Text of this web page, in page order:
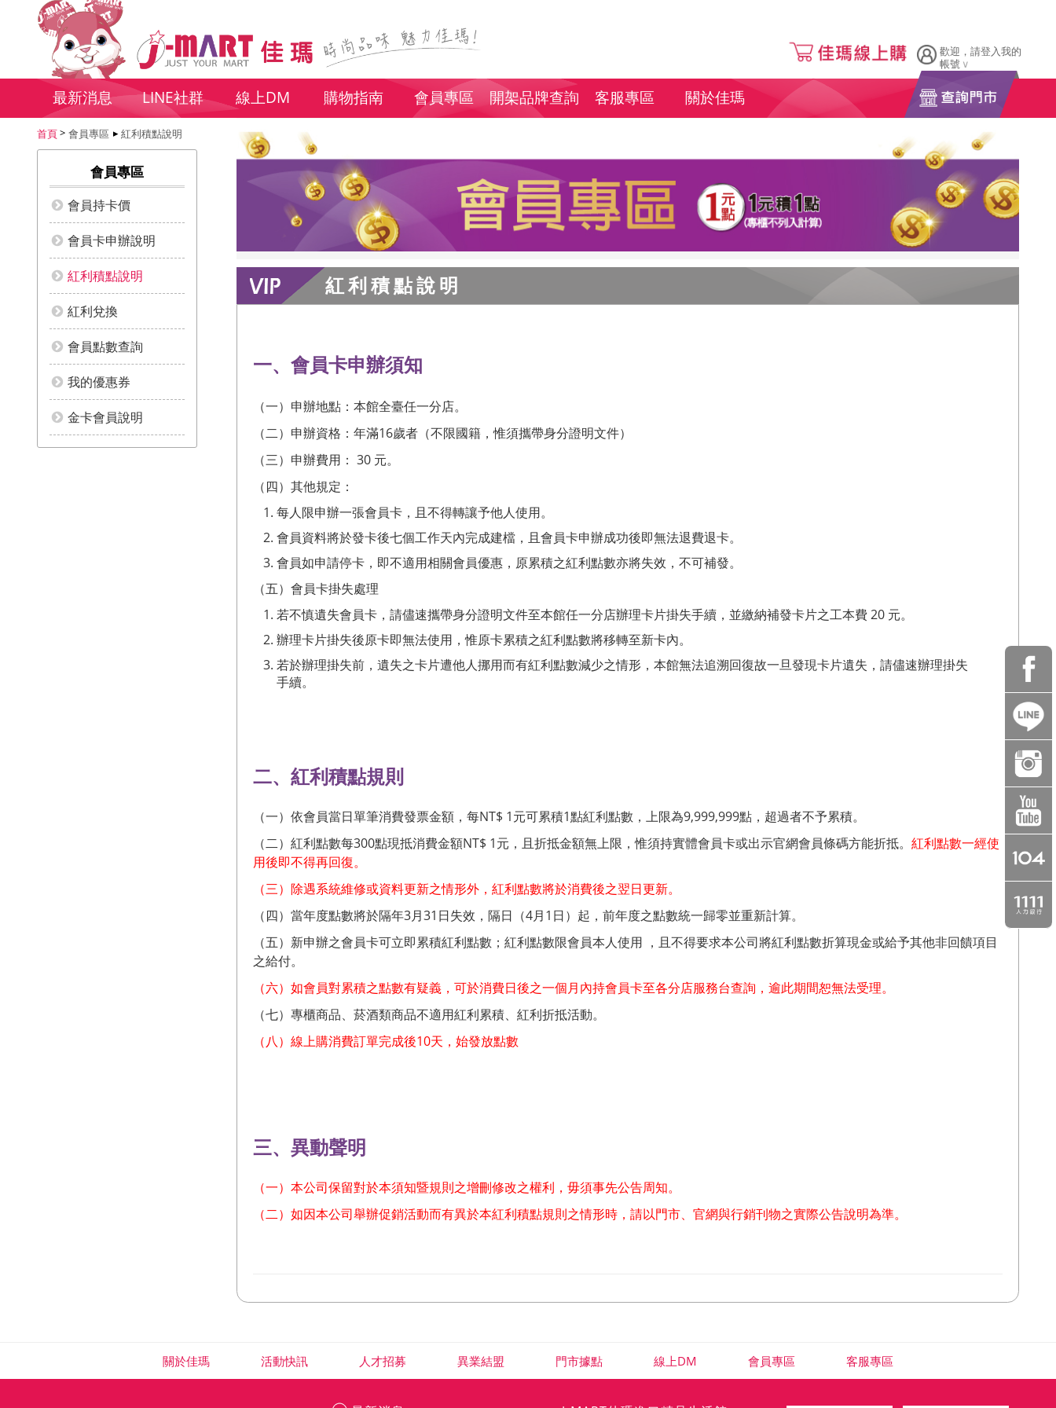
歡迎，請登入我的
帳號
最新消息 LINE社群 線上DM 購物指南 會員專區 開架品牌查詢 客服專區 關於佳瑪
首頁 會員專區 紅利積點說明
會員專區
會員持卡價
會員卡申辦說明
紅利積點說明
紅利兌換
會員點數查詢
我的優惠券
金卡會員說明
紅利積點說明
一、會員卡申辦須知
（一）申辦地點：本館全臺任一分店。
（二）申辦資格：年滿16歲者（不限國籍，惟須攜帶身分證明文件）
（三）申辦費用： 30 元。
（四）其他規定：
每人限申辦一張會員卡，且不得轉讓予他人使用。
會員資料將於發卡後七個工作天內完成建檔，且會員卡申辦成功後即無法退費退卡。
會員如申請停卡，即不適用相關會員優惠，原累積之紅利點數亦將失效，不可補發。
（五）會員卡掛失處理
若不慎遺失會員卡，請儘速攜帶身分證明文件至本館任一分店辦理卡片掛失手續，並繳納補發卡片之工本費 20 元。
辦理卡片掛失後原卡即無法使用，惟原卡累積之紅利點數將移轉至新卡內。
若於辦理掛失前，遺失之卡片遭他人挪用而有紅利點數減少之情形，本館無法追溯回復故一旦發現卡片遺失，請儘速辦理掛失
手續。
二、紅利積點規則
（一）依會員當日單筆消費發票金額，每NT$ 1元可累積1點紅利點數，上限為9,999,999點，超過者不予累積。
（二）紅利點數每300點現抵消費金額NT$ 1元，且折抵金額無上限，惟須持實體會員卡或出示官網會員條碼方能折抵。 紅利點數一經使
用後即不得再回復。
（三） 除遇系統維修或資料更新之情形外，紅利點數將於消費後之翌日更新。
（四）當年度點數將於隔年3月31日失效，隔日（4月1日）起，前年度之點數統一歸零並重新計算。
（五）新申辦之會員卡可立即累積紅利點數；紅利點數限會員本人使用 ，且不得要求本公司將紅利點數折算現金或給予其他非回饋項目
之給付。
（六）如會員對累積之點數有疑義，可於消費日後之一個月內持會員卡至各分店服務台查詢，逾此期間恕無法受理。
（七）專櫃商品、菸酒類商品不適用紅利累積、紅利折抵活動。
（八） 線上購消費訂單完成後10天，始發放點數
三、異動聲明
（一）本公司保留對於本須知暨規則之增刪修改之權利，毋須事先公告周知。
（二）如因本公司舉辦促銷活動而有異於本紅利積點規則之情形時，請以門市、官網與行銷刊物之實際公告說明為準。
關於佳瑪 活動快訊 人才招募 異業結盟 門市據點 線上DM 會員專區 客服專區